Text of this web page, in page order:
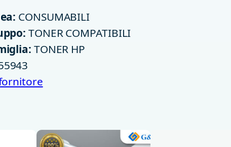
CONSUMABILI
TONER COMPATIBILI
TONER HP